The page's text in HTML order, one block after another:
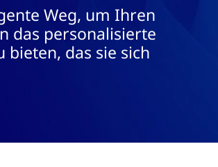
Weg, um Ihren
das personalisierte
bieten, das sie sich